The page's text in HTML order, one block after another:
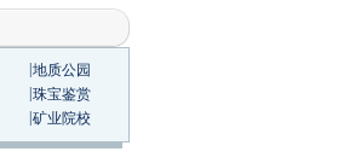
地质公园
珠宝鉴赏
矿业院校